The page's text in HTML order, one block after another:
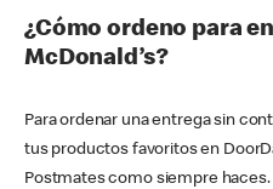
¿Cómo ordeno para
McDonald’s?
Para ordenar una entrega sin
tus productos favoritos en
Postmates como siempre